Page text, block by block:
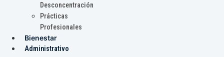
Desconcentración
Prácticas
Profesionales
Bienestar
Administrativo